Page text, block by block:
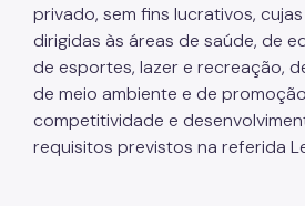
privado, sem fins lucrativos,
dirigidas às áreas de saúde, de
de esportes, lazer e recreação,
de meio ambiente e de
competitividade e
requisitos previstos na referida